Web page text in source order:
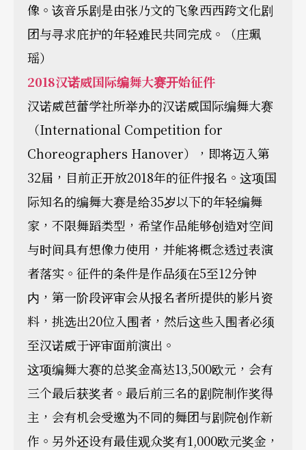
像。该音乐剧是由张乃文的飞象西西跨文化剧
团与寻求庇护的年轻难民共同完成。（庄珮
瑶）
2018汉诺威国际编舞大赛开始征件
汉诺威芭蕾学社所举办的汉诺威国际编舞大赛
（International Competition for
Choreographers Hanover），即将迈入第
32届，目前正开放2018年的征件报名。这项国
际知名的编舞大赛是给35岁以下的年轻编舞
家，不限舞蹈类型，希望作品能够创造对空间
与时间具有想像力使用，并能将概念透过表演
者落实。征件的条件是作品须在5至12分钟
内，第一阶段评审会从报名者所提供的影片资
料，挑选出20位入围者，然后这些入围者必须
至汉诺威于评审面前演出。
这项编舞大赛的总奖金高达13,500欧元，会有
三个最后获奖者。最后前三名的剧院制作奖得
主，会有机会受邀为不同的舞团与剧院创作新
作。另外还设有最佳观众奖有1,000欧元奖金，